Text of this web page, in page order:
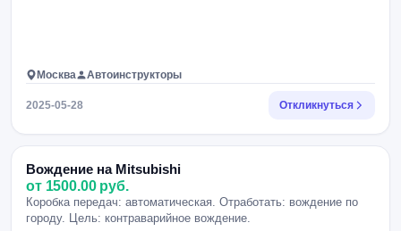
Москва Автоинструкторы
2025-05-28 Откликнуться
Вождение на Mitsubishi
от 1500.00 руб.
Коробка передач: автоматическая. Отработать: вождение по
городу. Цель: контраварийное вождение.